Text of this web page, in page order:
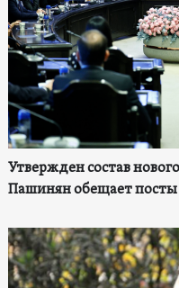
Утвержден состав
Пашинян обещает